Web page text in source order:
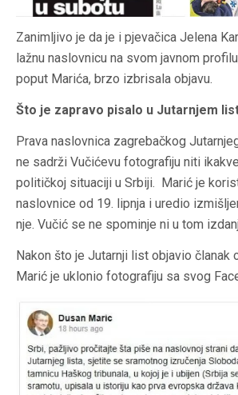
Zanimljivo je da je i pjevačica Jelena
lažnu naslovnicu na svom javnom
poput Marića, brzo izbrisala objavu.
Što je zapravo pisalo u Jutarnjem
Prava naslovnica zagrebačkog
ne sadrži Vučićevu fotografiju niti
političkoj situaciji u Srbiji. Marić je
naslovnice od 19. lipnja i uredio
nje. Vučić se ne spominje ni u tom
Nakon što je Jutarnji list objavio članak
Marić je uklonio fotografiju sa svog